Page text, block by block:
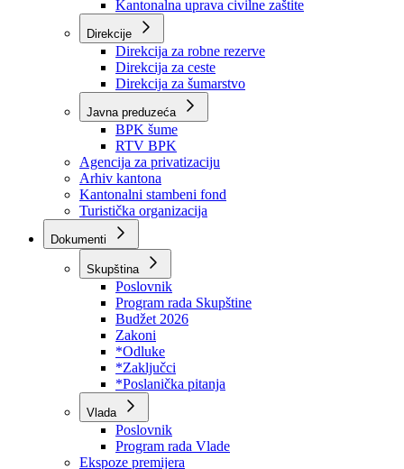
Kantonalna uprava za inspekcijske poslove
Kantonalna uprava civilne zaštite
Direkcije
Direkcija za robne rezerve
Direkcija za ceste
Direkcija za šumarstvo
Javna preduzeća
BPK šume
RTV BPK
Agencija za privatizaciju
Arhiv kantona
Kantonalni stambeni fond
Turistička organizacija
Dokumenti
Skupština
Poslovnik
Program rada Skupštine
Budžet 2026
Zakoni
*Odluke
*Zaključci
*Poslanička pitanja
Vlada